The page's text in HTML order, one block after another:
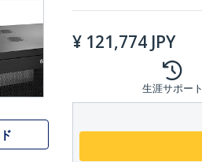
¥ 121,774 JPY
生涯サポート